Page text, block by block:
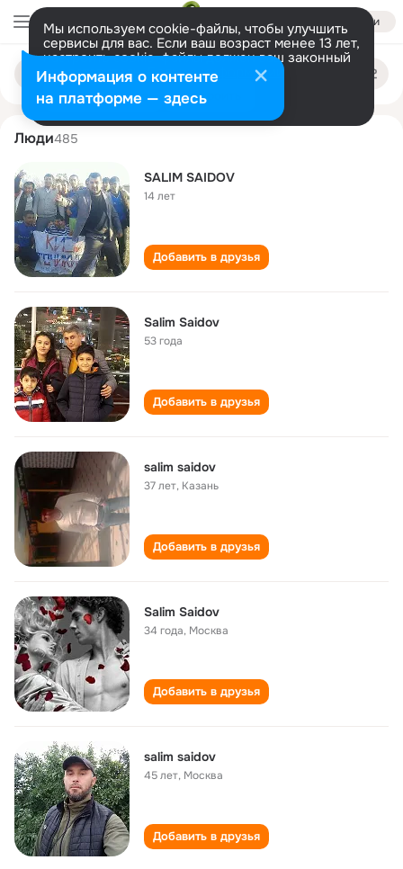
Войти
Мы используем cookie-файлы, чтобы улучшить
сервисы для вас. Если ваш возраст менее 13 лет,
настроить cookie-файлы должен ваш законный
представитель. Больше информации
Разрешить все Настроить
Поиск
людям
salim saidov
Люди485
SALIM SAIDOV
14 лет
Добавить в друзья
Salim Saidov
53 года
Добавить в друзья
salim saidov
37 лет, Казань
Добавить в друзья
Salim Saidov
34 года, Москва
Добавить в друзья
salim saidov
45 лет, Москва
Добавить в друзья
Информация о контенте
на платформе — здесь